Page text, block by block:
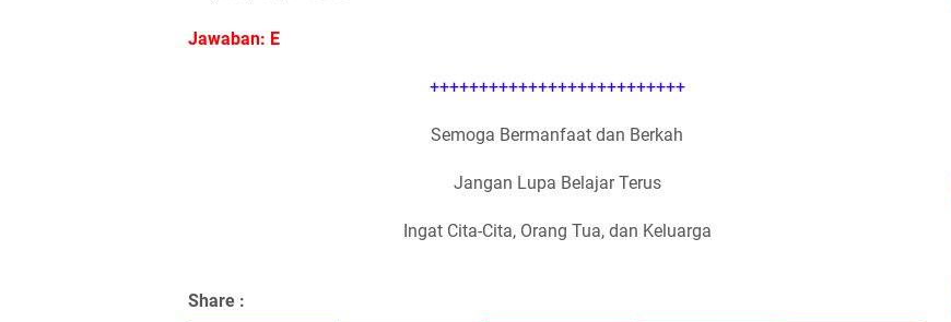
Jawaban: E
++++++++++++++++++++++++++
Semoga Bermanfaat dan Berkah
Jangan Lupa Belajar Terus
Ingat Cita-Cita, Orang Tua, dan Keluarga
Share :